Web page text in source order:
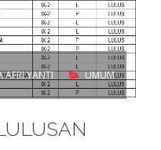
AFRI YANTI UMUM